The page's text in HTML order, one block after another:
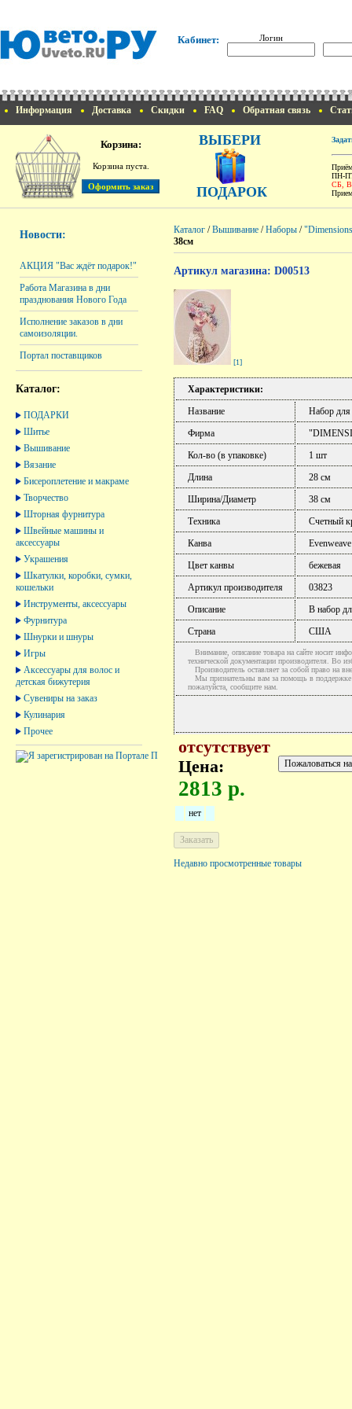
Кабинет: Логин
Информация Доставка Скидки FAQ Обратная связь
Корзина:
Корзина пуста.
ВЫБЕРИ
ПОДАРОК
ПН-
СБ,
Новости:
АКЦИЯ "Вас ждёт подарок!"
Работа Магазина в дни
празднования Нового Года
Исполнение заказов в дни
самоизоляции.
Портал поставщиков
Каталог:
ПОДАРКИ
Шитье
Вышивание
Вязание
Бисероплетение и макраме
Творчество
Шторная фурнитура
Швейные машины и
аксессуары
Украшения
Шкатулки, коробки, сумки,
кошельки
Инструменты, аксессуары
Фурнитура
Шнурки и шнуры
Игры
Аксессуары для волос и
детская бижутерия
Сувениры на заказ
Кулинария
Прочее
Каталог /Вышивание /Наборы /
38см
Артикул магазина: D00513
[1]
Характеристики:
Название
Набор для
Фирма
Кол-во (в упаковке)
1 шт
Длина
28 см
Ширина/Диаметр
38 см
Техника
Счетный
Канва
Цвет канвы
бежевая
Артикул производителя
03823
Описание
В набор
Страна
США
Внимание, описание товара на сайте носит
технической документации производителя. Во
Производитель оставляет за собой право на
Мы признательны вам за помощь в поддержке
пожалуйста, сообщите нам.
отсутствует
Цена:
2813 р.
нет
Недавно просмотренные товары